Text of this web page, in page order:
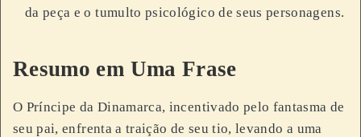
da peça e o tumulto psicológico de seus personagens.
Resumo em Uma Frase
O Príncipe da Dinamarca, incentivado pelo fantasma de
seu pai, enfrenta a traição de seu tio, levando a uma